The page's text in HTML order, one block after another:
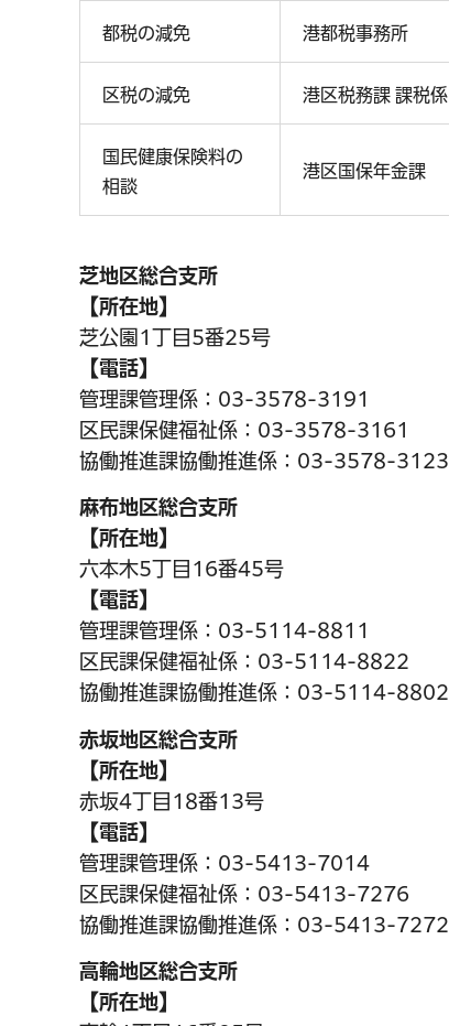
都税の減免 港都税事務所
区税の減免 港区税務課 課税係
国民健康保険料の
相談
港区国保年金課
芝地区総合支所
【所在地】
芝公園1丁目5番25号
【電話】
管理課管理係：03-3578-3191
区民課保健福祉係：03-3578-3161
協働推進課協働推進係：03-3578-3123
麻布地区総合支所
【所在地】
六本木5丁目16番45号
【電話】
管理課管理係：03-5114-8811
区民課保健福祉係：03-5114-8822
協働推進課協働推進係：03-5114-8802
赤坂地区総合支所
【所在地】
赤坂4丁目18番13号
【電話】
管理課管理係：03-5413-7014
区民課保健福祉係：03-5413-7276
協働推進課協働推進係：03-5413-7272
高輪地区総合支所
【所在地】